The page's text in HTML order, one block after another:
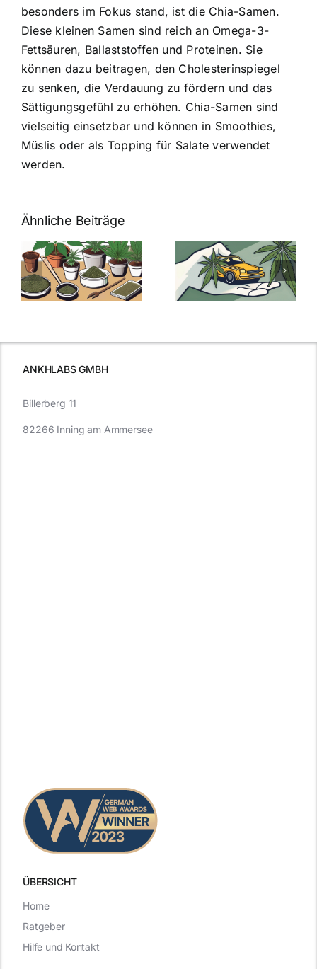
besonders im Fokus stand, ist die Chia-Samen.
Diese kleinen Samen sind reich an Omega-3-
Fettsäuren, Ballaststoffen und Proteinen. Sie
können dazu beitragen, den Cholesterinspiegel
zu senken, die Verdauung zu fördern und das
Sättigungsgefühl zu erhöhen. Chia-Samen sind
vielseitig einsetzbar und können in Smoothies,
Müslis oder als Topping für Salate verwendet
werden.
Ähnliche Beiträge
Neue THC-
Grenzwert-
Regelung:
Was Sie über
Cannabis und
müssen
Cannabis
Samen
kaufen: Alles
was Sie
ANKHLABS GMBH
ÜBERSICHT
Billerberg 11
82266 Inning am Ammersee
Home
Ratgeber
Hilfe und Kontakt